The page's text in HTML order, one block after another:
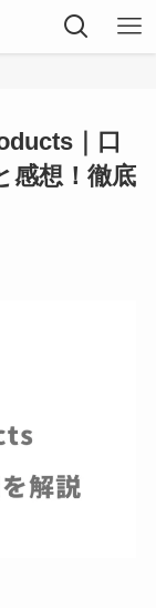
｜口
感想！徹底